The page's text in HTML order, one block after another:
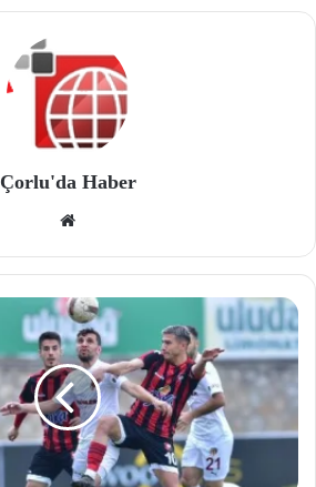
Çorlu'da Haber
site
si